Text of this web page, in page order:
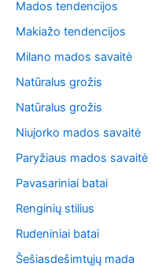
Mados tendencijos
Makiažo tendencijos
Milano mados savaitė
Natūralus grožis
Natūralus grožis
Niujorko mados savaitė
Paryžiaus mados savaitė
Pavasariniai batai
Renginių stilius
Rudeniniai batai
Šešiasdešimtųjų mada